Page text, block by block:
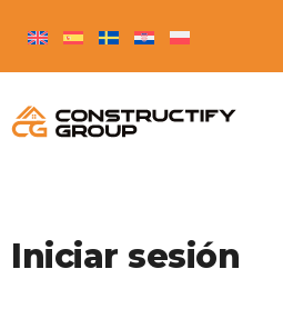
Iniciar sesión